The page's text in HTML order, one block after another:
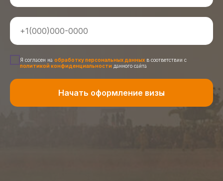
Я согласен на обработку персональных данных в соответствии с
политикой конфиденциальности данного сайта
Начать оформление визы